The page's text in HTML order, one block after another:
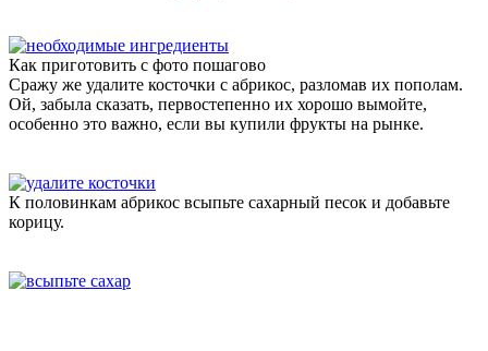
Как приготовить с фото пошагово
Сражу же удалите косточки с абрикос, разломав их пополам.
Ой, забыла сказать, первостепенно их хорошо вымойте,
особенно это важно, если вы купили фрукты на рынке.
К половинкам абрикос всыпьте сахарный песок и добавьте
корицу.